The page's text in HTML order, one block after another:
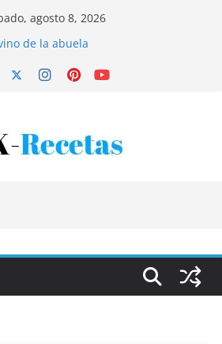
agosto 8, 2026
de la abuela
pescaíto frito